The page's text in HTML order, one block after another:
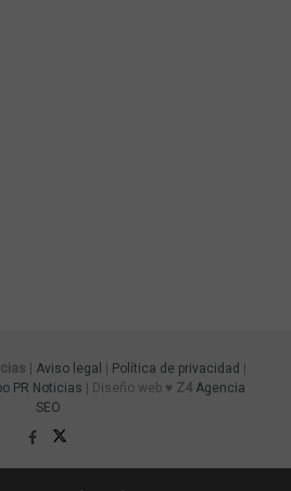
Aviso legal Política de privacidad
PR Noticias | Diseño web ♥ Z4 Agencia
SEO